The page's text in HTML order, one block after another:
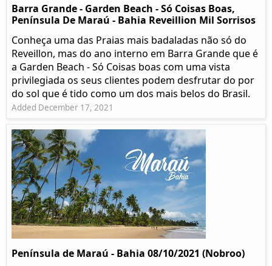
Barra Grande - Garden Beach - Só Coisas Boas,
Península De Maraú - Bahia Reveillion Mil Sorrisos
Conheça uma das Praias mais badaladas não só do
Reveillon, mas do ano interno em Barra Grande que é
a Garden Beach - Só Coisas boas com uma vista
privilegiada os seus clientes podem desfrutar do por
do sol que é tido como um dos mais belos do Brasil.
Added December 17, 2021
Península de Maraú - Bahia 08/10/2021 (Nobroo)